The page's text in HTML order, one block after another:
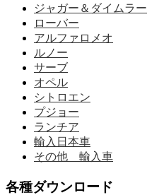
ジャガー＆ダイムラー
ローバー
アルファロメオ
ルノー
サーブ
オペル
シトロエン
プジョー
ランチア
輸入日本車
その他 輸入車
各種ダウンロード